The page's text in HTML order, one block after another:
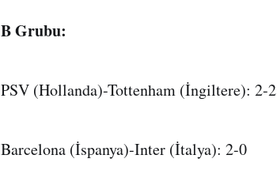
B Grubu:
PSV (Hollanda)-Tottenham (İngiltere): 2-2
Barcelona (İspanya)-Inter (İtalya): 2-0